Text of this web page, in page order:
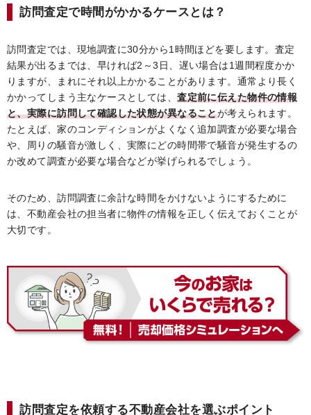
訪問査定で時間がかかるケースとは？
訪問査定では、現地調査に30分から1時間ほどを要します。査定
結果が出るまでは、早ければ2～3日、遅い場合は1週間程度かか
りますが、まれにそれ以上かかることがあります。通常より長く
かかってしまう主なケースとしては、査定前に伝えた物件の情報
と、実際に訪問して確認した状態が異なることが考えられます。
たとえば、家のコンディションがよくなく追加調査が必要な場合
や、周りの騒音が激しく、実際にどの時間帯で騒音が発生するの
か改めて調査が必要な場合などが挙げられるでしょう。
そのため、訪問調査に余計な時間をかけないようにするために
は、不動産会社の担当者に物件の情報を正しく伝えておくことが
大切です。
訪問査定を依頼する不動産会社を選ぶポイント